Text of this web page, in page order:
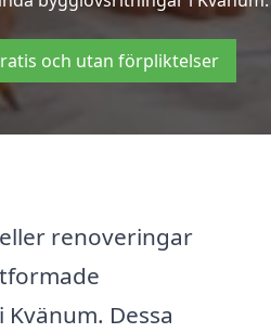
och utan förpliktelser
renoveringar
Dessa